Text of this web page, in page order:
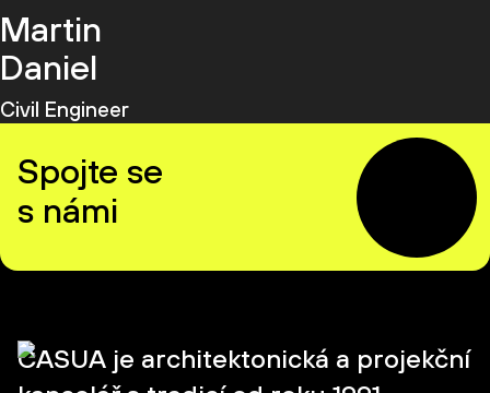
Martin
Daniel
Civil Engineer
Spojte se
s námi
CASUA je architektonická a projekční